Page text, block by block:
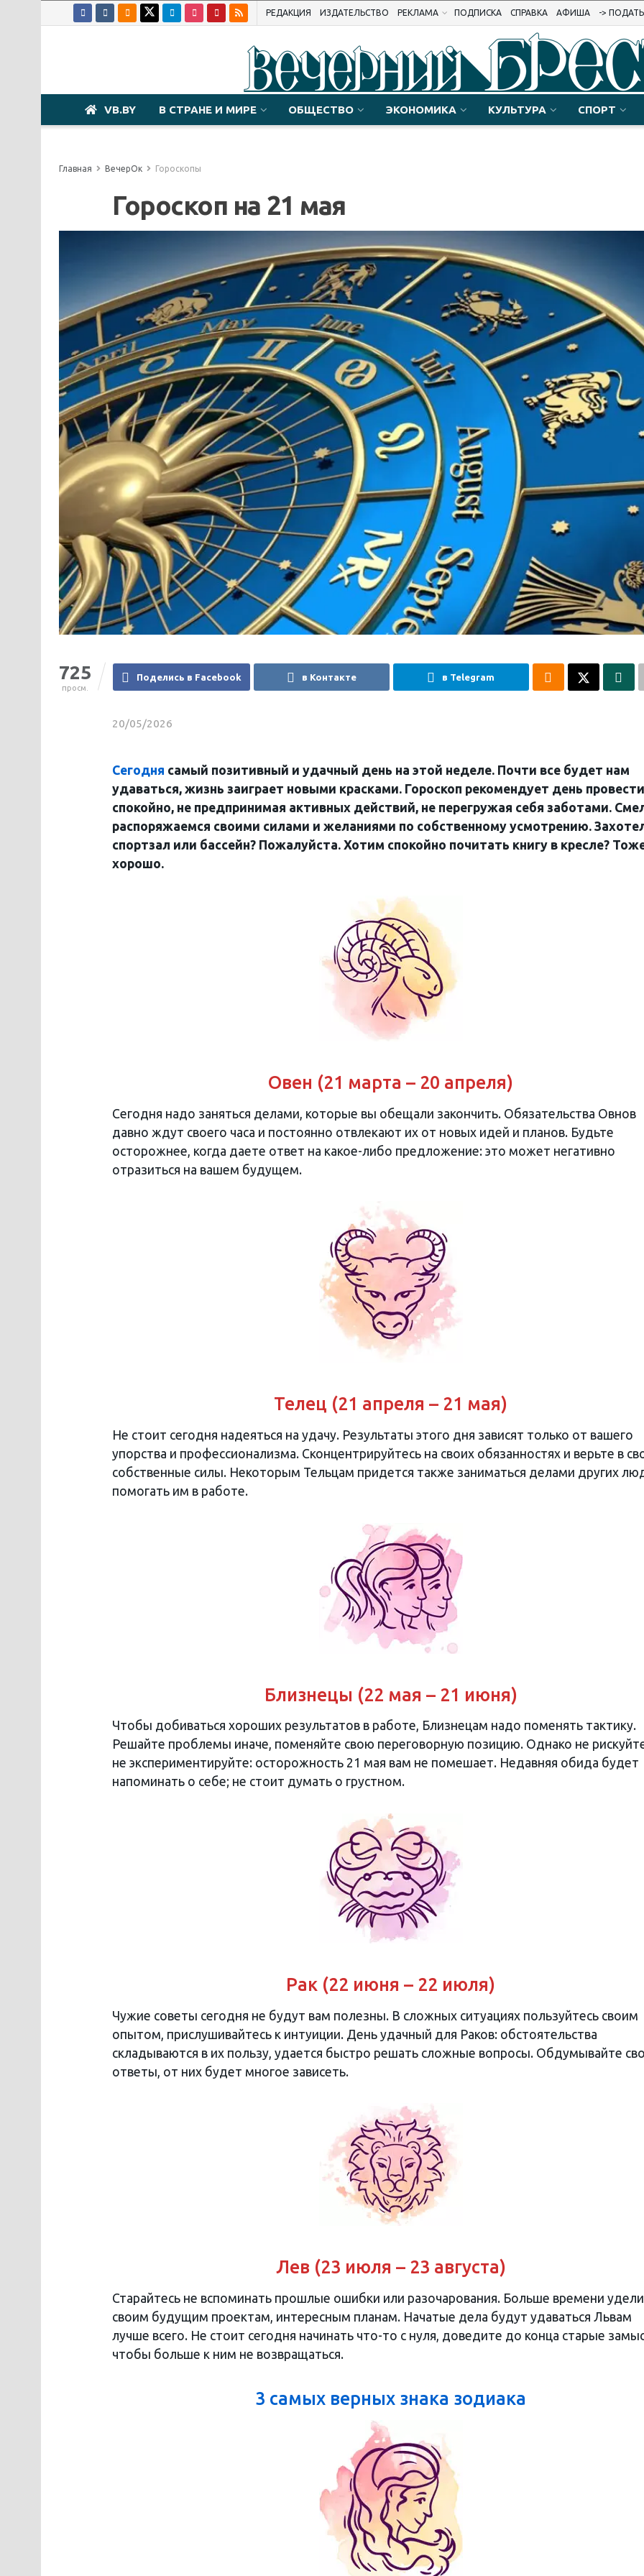
РЕДАКЦИЯ ИЗДАТЕЛЬСТВО РЕКЛАМА ПОДПИСКА СПРАВКА АФИША ->
VB.BY В СТРАНЕ И МИРЕ ОБЩЕСТВО ЭКОНОМИКА КУЛЬТУРА СПОРТ
Главная ВечерОк Гороскопы
Гороскоп на 21 мая
725
просм.
Поделись в Facebook в Контакте в Telegram
20/05/2026
Сегодня самый позитивный и удачный день на этой неделе. Почти все будет нам
удаваться, жизнь заиграет новыми красками. Гороскоп рекомендует день провести
спокойно, не предпринимая активных действий, не перегружая себя заботами.
распоряжаемся своими силами и желаниями по собственному усмотрению.
спортзал или бассейн? Пожалуйста. Хотим спокойно почитать книгу в кресле?
хорошо.
Овен (21 марта – 20 апреля)
Сегодня надо заняться делами, которые вы обещали закончить. Обязательства Овнов
давно ждут своего часа и постоянно отвлекают их от новых идей и планов. Будьте
осторожнее, когда даете ответ на какое-либо предложение: это может негативно
отразиться на вашем будущем.
Телец (21 апреля – 21 мая)
Не стоит сегодня надеяться на удачу. Результаты этого дня зависят только от вашего
упорства и профессионализма. Сконцентрируйтесь на своих обязанностях и верьте в
собственные силы. Некоторым Тельцам придется также заниматься делами других
помогать им в работе.
Близнецы (22 мая – 21 июня)
Чтобы добиваться хороших результатов в работе, Близнецам надо поменять тактику.
Решайте проблемы иначе, поменяйте свою переговорную позицию. Однако не
не экспериментируйте: осторожность 21 мая вам не помешает. Недавняя обида будет
напоминать о себе; не стоит думать о грустном.
Рак (22 июня – 22 июля)
Чужие советы сегодня не будут вам полезны. В сложных ситуациях пользуйтесь своим
опытом, прислушивайтесь к интуиции. День удачный для Раков: обстоятельства
складываются в их пользу, удается быстро решать сложные вопросы. Обдумывайте
ответы, от них будет многое зависеть.
Лев (23 июля – 23 августа)
Старайтесь не вспоминать прошлые ошибки или разочарования. Больше времени
своим будущим проектам, интересным планам. Начатые дела будут удаваться Львам
лучше всего. Не стоит сегодня начинать что-то с нуля, доведите до конца старые
чтобы больше к ним не возвращаться.
3 cамых верных знака зодиака